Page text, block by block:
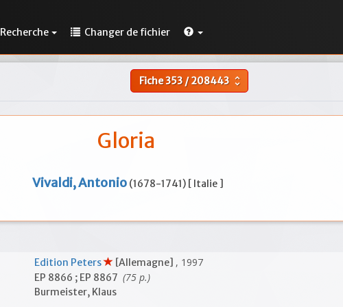
Recherche Changer de fichier
Fiche353/208443 unfold_more
Gloria
Vivaldi, Antonio (1678-1741) [ Italie ]
Edition Peters [Allemagne] , 1997
EP 8866 ; EP 8867 (75 p.)
Burmeister, Klaus